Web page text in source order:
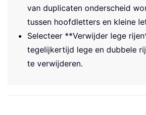
van duplicaten onderscheid
tussen hoofdletters en kleine
Selecteer **Verwijder lege
tegelijkertijd lege en dubbele
te verwijderen.